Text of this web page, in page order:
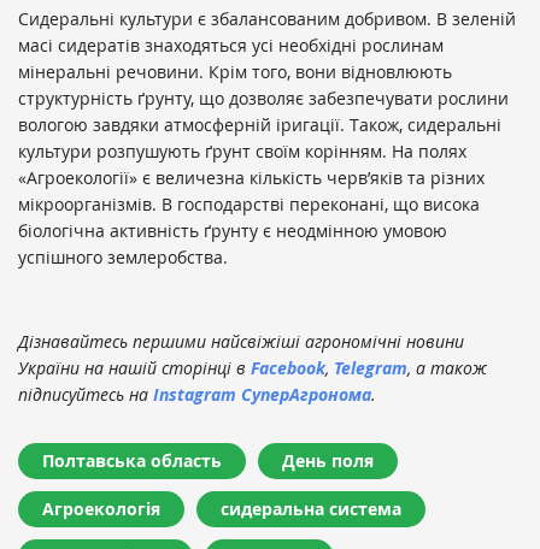
Сидеральні культури є збалансованим добривом. В зеленій
масі сидератів знаходяться усі необхідні рослинам
мінеральні речовини. Крім того, вони відновлюють
структурність ґрунту, що дозволяє забезпечувати рослини
вологою завдяки атмосферній іригації. Також, сидеральні
культури розпушують ґрунт своїм корінням. На полях
«Агроекології» є величезна кількість черв’яків та різних
мікроорганізмів. В господарстві переконані, що висока
біологічна активність ґрунту є неодмінною умовою
успішного землеробства.
Дізнавайтесь першими найсвіжіші агрономічні новини
України на нашій сторінці в Facebook, Telegram, а також
підписуйтесь на Instagram СуперАгронома.
Полтавська область День поля
Агроекологія сидеральна система